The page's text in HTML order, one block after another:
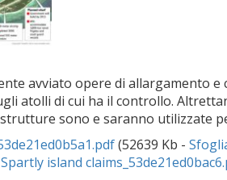
avviato opere di allargamento
atolli di cui ha il controllo.
strutture sono e saranno utilizzate
(52639 Kb -
island